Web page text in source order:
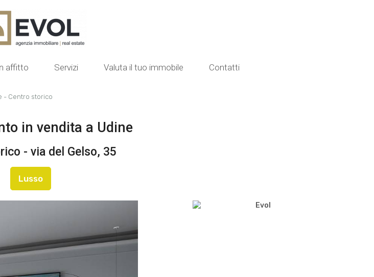
affitto Servizi Valuta il tuo immobile Contatti
- Centro storico
in vendita a Udine
- via del Gelso, 35
Lusso